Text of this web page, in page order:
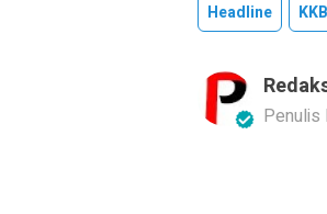
Headline
Penulis